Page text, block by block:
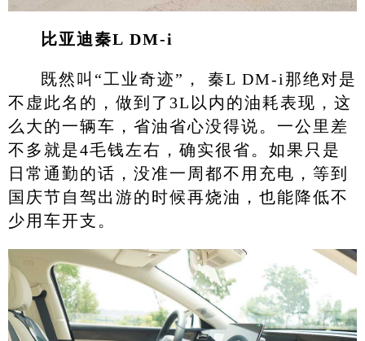
比亚迪秦L DM-i
既然叫“工业奇迹”， 秦L DM-i那绝对是
不虚此名的，做到了3L以内的油耗表现，这
么大的一辆车，省油省心没得说。一公里差
不多就是4毛钱左右，确实很省。如果只是
日常通勤的话，没准一周都不用充电，等到
国庆节自驾出游的时候再烧油，也能降低不
少用车开支。